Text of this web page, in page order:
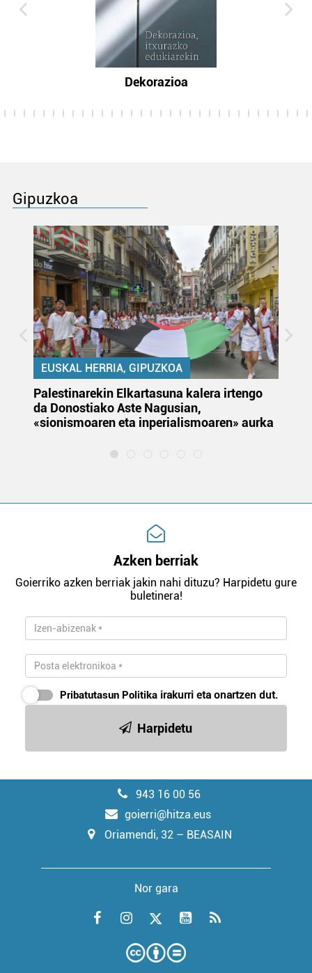
Dekorazioa
Gipuzkoa
EUSKAL HERRIA, GIPUZKOA
Palestinarekin Elkartasuna kalera irtengo
da Donostiako Aste Nagusian,
«sionismoaren eta inperialismoaren» aurka
Azken berriak
Goierriko azken berriak jakin nahi dituzu? Harpidetu gure
buletinera!
Pribatutasun Politika irakurri eta onartzen dut.
Harpidetu
943 16 00 56
goierri@hitza.eus
Oriamendi, 32 – BEASAIN
Nor gara